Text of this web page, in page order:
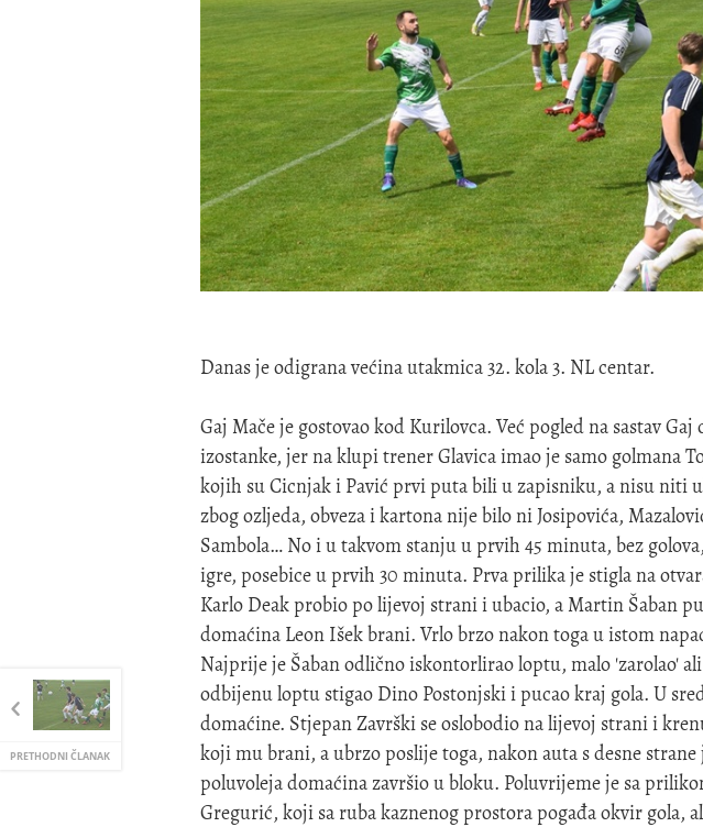
PRETHODNI ČLANAK
Danas je odigrana većina utakmica 32. kola 3. NL centar.
Gaj Mače je gostovao kod Kurilovca. Već pogled na sastav
izostanke, jer na klupi trener Glavica imao je samo golmana
kojih su Cicnjak i Pavić prvi puta bili u zapisniku, a nisu niti
zbog ozljeda, obveza i kartona nije bilo ni Josipovića,
Sambola… No i u takvom stanju u prvih 45 minuta, bez
igre, posebice u prvih 30 minuta. Prva prilika je stigla na
Karlo Deak probio po lijevoj strani i ubacio, a Martin Šaban
domaćina Leon Išek brani. Vrlo brzo nakon toga u istom
Najprije je Šaban odlično iskontorlirao loptu, malo 'zarolao'
odbijenu loptu stigao Dino Postonjski i pucao kraj gola. U
domaćine. Stjepan Završki se oslobodio na lijevoj strani i
koji mu brani, a ubrzo poslije toga, nakon auta s desne
poluvoleja domaćina završio u bloku. Poluvrijeme je sa
Gregurić, koji sa ruba kaznenog prostora pogađa okvir gola,